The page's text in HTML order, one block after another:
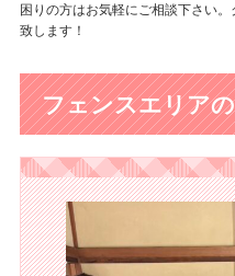
困りの方はお気軽にご相談下さい
致します！
フェンスエリア